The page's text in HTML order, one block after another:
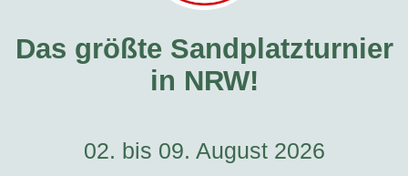
Das größte Sandplatzturnier
in NRW!
02. bis 09. August 2026